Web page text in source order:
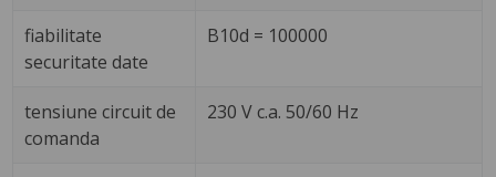
fiabilitate
securitate date
B10d = 100000
tensiune circuit de
comanda
230 V c.a. 50/60 Hz